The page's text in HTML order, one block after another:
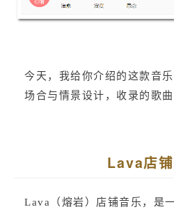
今天，我给你介绍的这款音
场合与情景设计，收录的歌
Lava店
Lava（熔岩）店铺音乐，是